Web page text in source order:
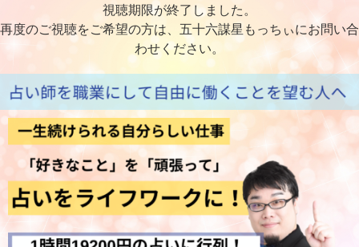
視聴期限が終了しました。
再度のご視聴をご希望の方は、五十六謀星もっちぃにお問い合
わせください。